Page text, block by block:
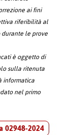
ai fini
riferibilità al
le prove
è oggetto di
sulla ritenuta
informatica
nel primo
02948-2024